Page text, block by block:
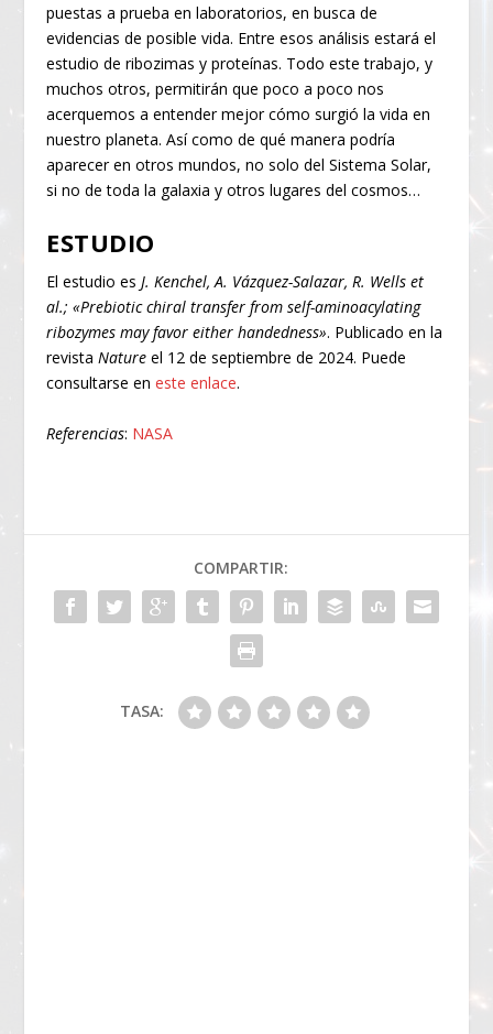
puestas a prueba en laboratorios, en busca de
evidencias de posible vida. Entre esos análisis estará el
estudio de ribozimas y proteínas. Todo este trabajo, y
muchos otros, permitirán que poco a poco nos
acerquemos a entender mejor cómo surgió la vida en
nuestro planeta. Así como de qué manera podría
aparecer en otros mundos, no solo del Sistema Solar,
si no de toda la galaxia y otros lugares del cosmos…
ESTUDIO
El estudio esJ. Kenchel, A. Vázquez-Salazar, R. Wells et
al.; «Prebiotic chiral transfer from self-aminoacylating
ribozymes may favor either handedness». Publicado en la
revistaNature el 12 de septiembre de 2024. Puede
consultarse eneste enlace.
Referencias: NASA
COMPARTIR:
TASA: